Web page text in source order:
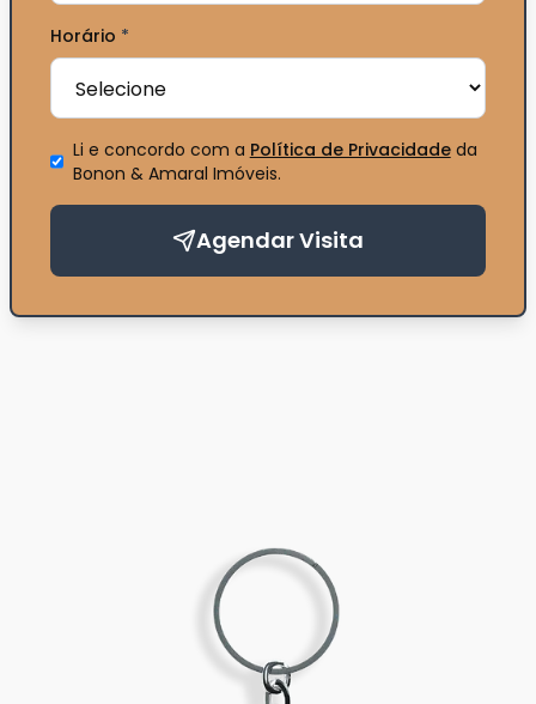
Horário *
Li e concordo com a Política de Privacidadeda
Bonon & Amaral Imóveis.
Agendar Visita